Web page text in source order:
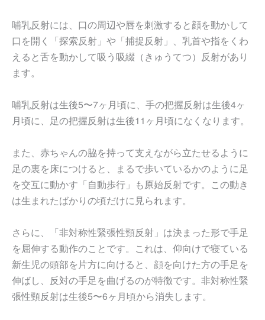
哺乳反射には、口の周辺や唇を刺激すると顔を動かして
口を開く「探索反射」や「捕捉反射」、乳首や指をくわ
えると舌を動かして吸う吸綴（きゅうてつ）反射があり
ます。
哺乳反射は生後5〜7ヶ月頃に、手の把握反射は生後4ヶ
月頃に、足の把握反射は生後11ヶ月頃になくなります。
また、赤ちゃんの脇を持って支えながら立たせるように
足の裏を床につけると、まるで歩いているかのように足
を交互に動かす「自動歩行」も原始反射です。この動き
は生まれたばかりの頃だけに見られます。
さらに、「非対称性緊張性頸反射」は決まった形で手足
を屈伸する動作のことです。これは、仰向けで寝ている
新生児の頭部を片方に向けると、顔を向けた方の手足を
伸ばし、反対の手足を曲げるのが特徴です。非対称性緊
張性頸反射は生後5〜6ヶ月頃から消失します。